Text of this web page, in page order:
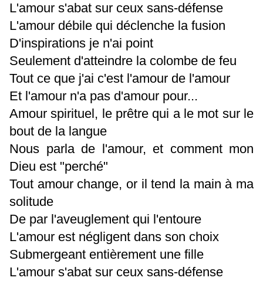
L'amour s'abat sur ceux sans-défense
L'amour débile qui déclenche la fusion
D'inspirations je n'ai point
Seulement d'atteindre la colombe de feu
Tout ce que j'ai c'est l'amour de l'amour
Et l'amour n'a pas d'amour pour...
Amour spirituel, le prêtre qui a le mot sur le
bout de la langue
Nous parla de l'amour, et comment mon
Dieu est "perché"
Tout amour change, or il tend la main à ma
solitude
De par l'aveuglement qui l'entoure
L'amour est négligent dans son choix
Submergeant entièrement une fille
L'amour s'abat sur ceux sans-défense